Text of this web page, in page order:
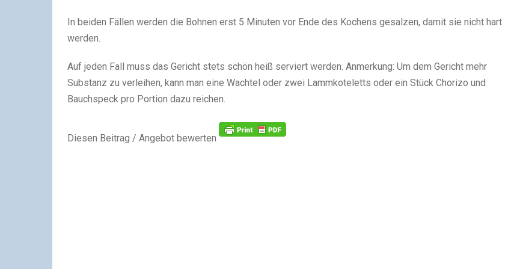
In beiden Fällen werden die Bohnen erst 5 Minuten vor Ende des Kochens gesalzen, damit sie nicht hart
werden.
Auf jeden Fall muss das Gericht stets schön heiß serviert werden. Anmerkung: Um dem Gericht mehr
Substanz zu verleihen, kann man eine Wachtel oder zwei Lammkoteletts oder ein Stück Chorizo und
Bauchspeck pro Portion dazu reichen.
Diesen Beitrag / Angebot bewerten